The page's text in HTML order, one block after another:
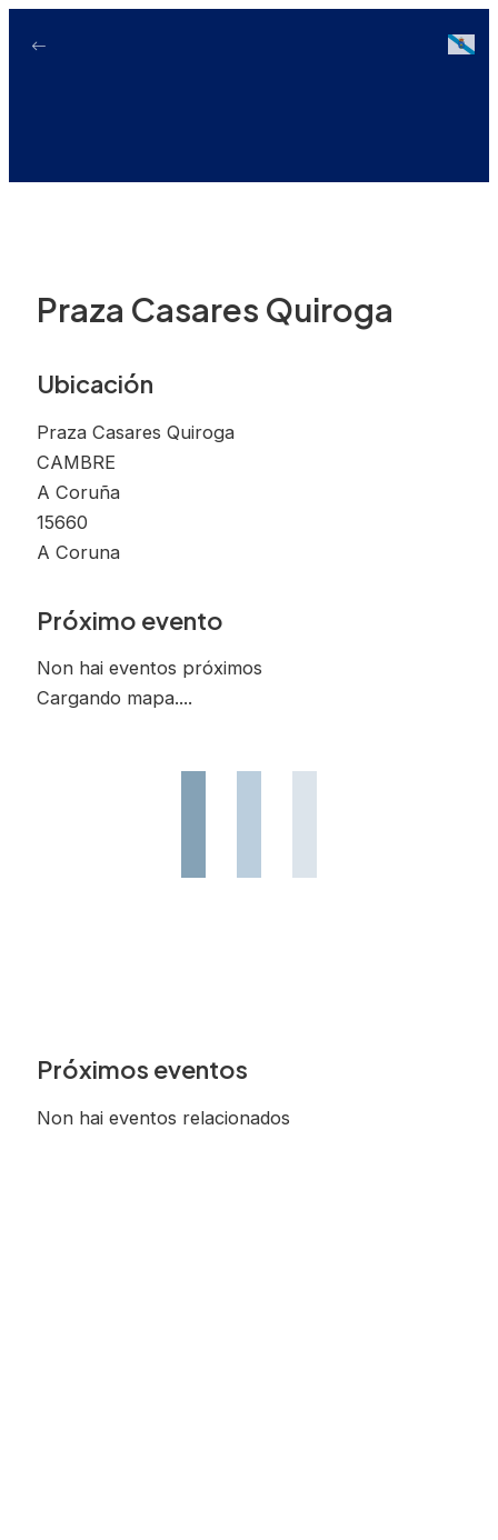
Praza Casares Quiroga
Ubicación
Praza Casares Quiroga
CAMBRE
A Coruña
15660
A Coruna
Próximo evento
Non hai eventos próximos
Cargando mapa....
Próximos eventos
Non hai eventos relacionados